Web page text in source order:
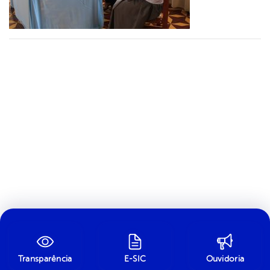
Transparência E-SIC Ouvidoria